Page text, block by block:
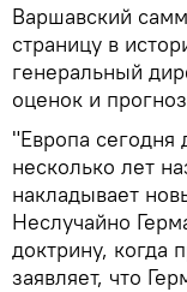
Варшавский
страницу в
генеральный
оценок и
"Европа сегодня
несколько лет
накладывает
Неслучайно
доктрину, когда
заявляет, что